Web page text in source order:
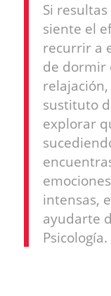
Si
siente el
recurrir a
de dormir
sustituto
explorar
intensas,
ayudarte
Psicología.